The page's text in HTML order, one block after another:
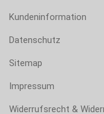
Kundeninformation
Datenschutz
Sitemap
Impressum
Widerrufsrecht &